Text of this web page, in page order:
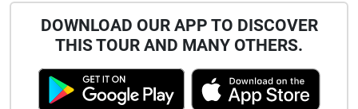
DOWNLOAD OUR APP TO DISCOVER
THIS TOUR AND MANY OTHERS.